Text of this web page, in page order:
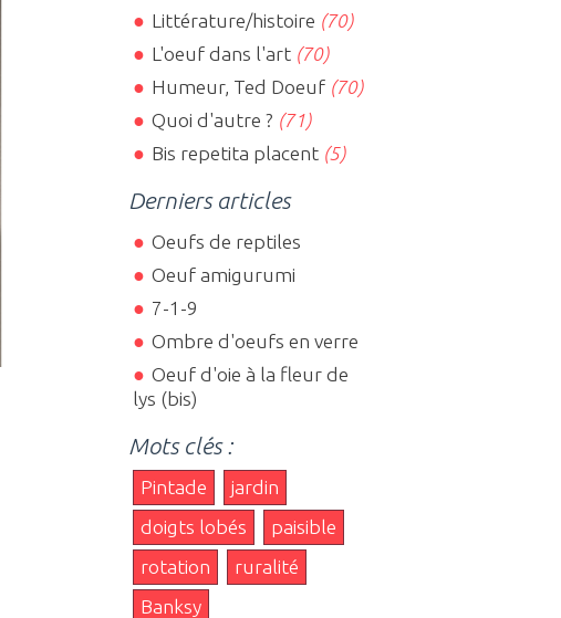
Littérature/histoire (70)
L'oeuf dans l'art(70)
Humeur, Ted Doeuf(70)
Quoi d'autre ? (71)
Bis repetita placent(5)
Derniers articles
Oeufs de reptiles
Oeuf amigurumi
7-1-9
Ombre d'oeufs en verre
Oeuf d'oie à la fleur de
lys (bis)
Mots clés :
Pintade
jardin
doigts lobés
paisible
rotation
ruralité
Banksy